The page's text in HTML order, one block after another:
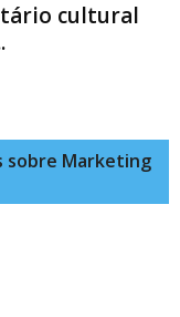
cultural
sobre Marketing